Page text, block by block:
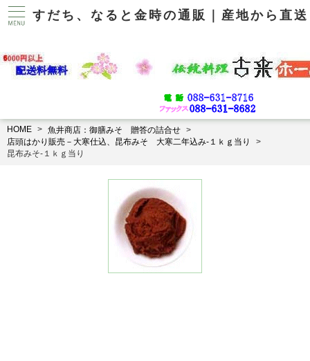
すだち、なると金時の通販｜産地から直
HOME
魚井商店：御膳みそ 贈答の詰合せ
店頭はかり販売－大寒仕込、昆布みそ 大寒二年込み-１ｋｇ当り
昆布みそ-１ｋｇ当り